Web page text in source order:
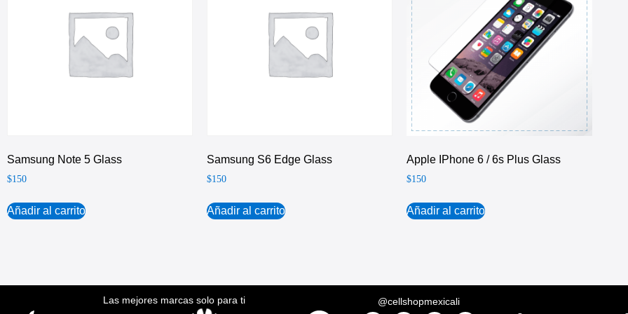
Samsung Note 5 Glass
$150
Añadir al carrito
Samsung S6 Edge Glass
$150
Añadir al carrito
Apple IPhone 6 / 6s Plus Glass
$150
Añadir al carrito
Las mejores marcas solo para ti @cellshopmexicali